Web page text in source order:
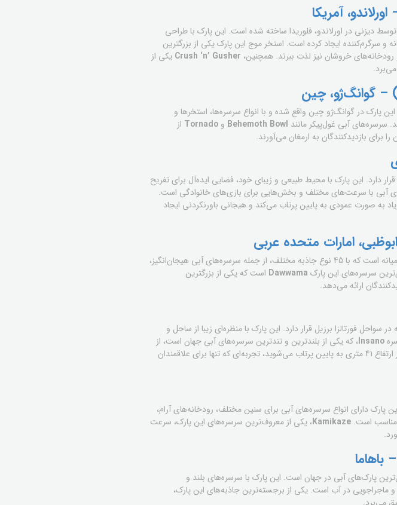
دیزنی در اورلاندو، فلوریدا ساخته شده است. این پارک با طراحی
و سرگرم‌کننده ایجاد کرده است. استخر موج این پارک یکی از بزرگترین
خروشان نیز لذت ببرند. همچنین، Crush ‘n’ Gusher یکی از
پارک در گوانگ‌ژو چین واقع شده و با انواع سرسره‌ها، استخرها و
سرسره‌های آبی غول‌پیکر مانند Behemoth Bowl و Tornado از
بازدیدکنندگان به ارمغان می‌آورند.
دارد. این پارک با محیط طبیعی و زیبای خود، فضایی ایده‌آل برای تفریح
آبی با سرعت‌های مختلف و بخش‌هایی برای بازی‌های خانوادگی است.
به صورت عمودی به پایین پرتاب می‌کند و هیجانی باورنکردنی ایجاد
در جزیره یاس در ابوظبی یکی از محبوب‌ترین پارک‌های آبی خاورمیانه است که با 45 نوع جاذبه مختلف، از جمله سرسره‌های آبی هیجان‌انگیز،
سرسره‌های این پارک Dawwama است که یکی از بزرگترین
ارائه می‌دهد.
فورتالزا برزیل قرار دارد. این پارک با منظره‌ای زیبا از ساحل و
Insano، که یکی از بلندترین و تندترین سرسره‌های آبی جهان است، از
معروف‌ترین جاذبه‌های این پارک است. در این سرسره شما با سرعت بسیار بالا از ارتفاع 41 متری به پایین پرتاب می‌شوید، تجربه‌ای که تنها برای علاقمندان
پارک دارای انواع سرسره‌های آبی برای سنین مختلف، رودخانه‌های آرام،
مناسب است. Kamikaze، یکی از معروف‌ترین سرسره‌های این پارک، سرعت
پارک‌های آبی در جهان است. این پارک با سرسره‌های بلند و
ماجراجویی در آب است. یکی از برجسته‌ترین جاذبه‌های این پارک،